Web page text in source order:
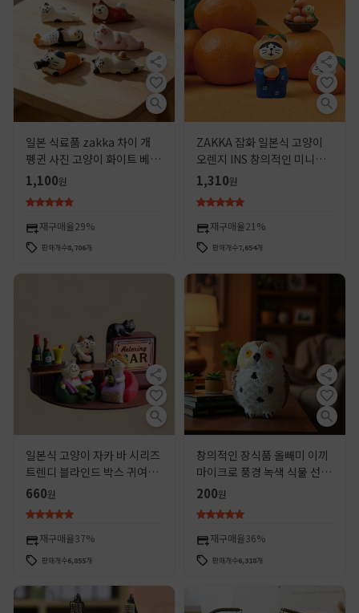
일본 식료품 zakka 차이 개
펭귄 사진 고양이 화이트 베어
간장 게으른 고양이 창조적 인
공예 마이크로 장식품
1,100원
재구매율29%
판매개수8,706개
ZAKKA 잡화 일본식 고양이
오렌지 INS 창의적인 미니어
처 선물 레진 DIY 홈 장식품
1,310원
재구매율21%
판매개수7,654개
일본식 고양이 자카 바 시리즈
트렌디 블라인드 박스 귀여운
미니어처 수지 수공예품 데스
660원
재구매율37%
판매개수6,855개
창의적인 장식품 올빼미 이끼
마이크로 풍경 녹색 식물 선물
zakka 수지 발가락 분재 절묘
200원
재구매율36%
판매개수6,318개